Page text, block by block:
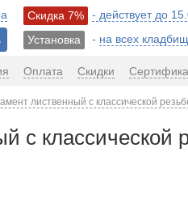
Скидка 7%
- действует до
Установка
- на всех
Оплата Скидки
лиственный с классической
с классической